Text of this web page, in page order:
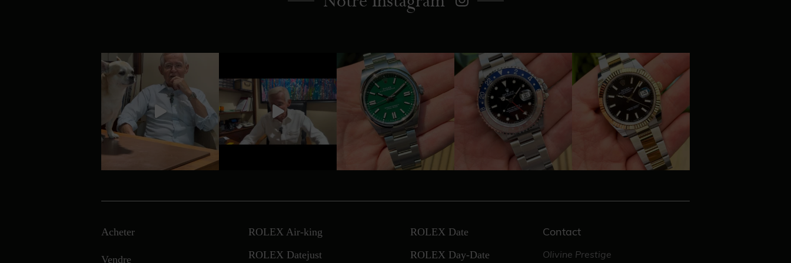
Acheter
Vendre
ROLEX Air-king
ROLEX Date
ROLEX Datejust
ROLEX Day-Date
Contact
Olivine Prestige